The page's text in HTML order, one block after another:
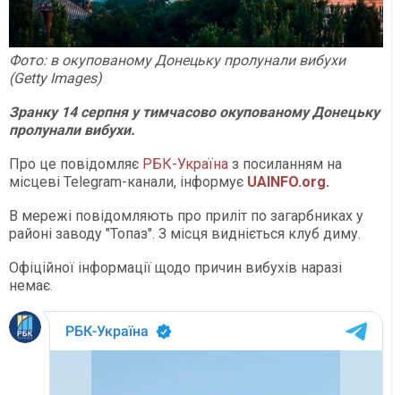
Фото: в окупованому Донецьку пролунали вибухи
(Getty Images)
Зранку 14 серпня у тимчасово окупованому Донецьку
пролунали вибухи.
Про це повідомляє РБК-Україна з посиланням на
місцеві Telegram-канали, інформує UAINFO.org.
В мережі повідомляють про приліт по загарбниках у
районі заводу "Топаз". З місця видніється клуб диму.
Офіційної інформації щодо причин вибухів наразі
немає.